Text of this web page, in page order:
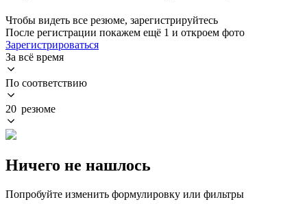
Чтобы видеть все резюме, зарегистрируйтесь
После регистрации покажем ещё 1 и откроем фото
Зарегистрироваться
За всё время
По соответствию
20 резюме
Ничего не нашлось
Попробуйте изменить формулировку или фильтры